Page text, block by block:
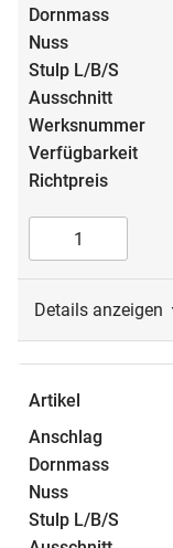
Details anzeigen